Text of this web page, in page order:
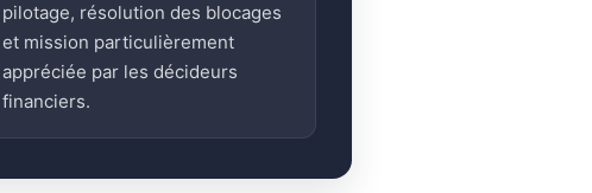
pilotage, résolution des blocages
et mission particulièrement
appréciée par les décideurs
financiers.